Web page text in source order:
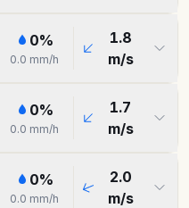
0%
0.0 mm/h
1.8
m/s
0%
0.0 mm/h
1.7
m/s
0%
0.0 mm/h
2.0
m/s